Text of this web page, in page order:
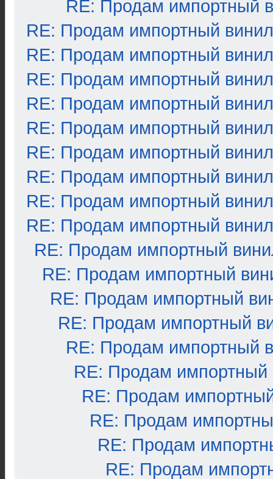
RE: Продам импортный
RE: Продам импортный винил
RE: Продам импортный винил
RE: Продам импортный винил
RE: Продам импортный винил
RE: Продам импортный винил
RE: Продам импортный винил
RE: Продам импортный винил
RE: Продам импортный винил
RE: Продам импортный винил
RE: Продам импортный
RE: Продам импортный
RE: Продам импортный
RE: Продам импортный
RE: Продам импортный
RE: Продам импортный
RE: Продам
RE: Продам
RE: Продам
RE: Продам